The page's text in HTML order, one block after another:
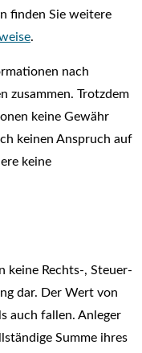
finden Sie weitere
.
nach
zusammen. Trotzdem
keine Gewähr
keinen Anspruch auf
keine
keine Rechts-, Steuer-
dar. Der Wert von
auch fallen. Anleger
Summe ihres